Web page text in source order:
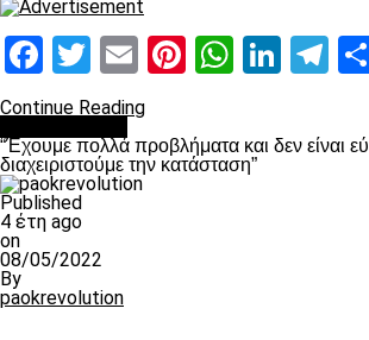
Facebook
Twitter
EmailPinterest
Continue Reading
“Έχουμε πολλά προβλήματα και δεν είναι
διαχειριστούμε την κατάσταση”
Published
4 έτη ago
on
08/05/2022
By
paokrevolution